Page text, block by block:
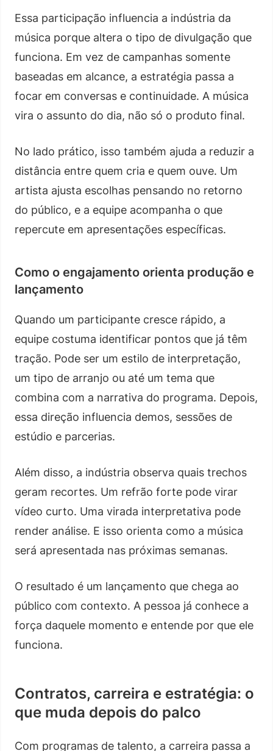
Essa participação influencia a indústria da
música porque altera o tipo de divulgação que
funciona. Em vez de campanhas somente
baseadas em alcance, a estratégia passa a
focar em conversas e continuidade. A música
vira o assunto do dia, não só o produto final.
No lado prático, isso também ajuda a reduzir a
distância entre quem cria e quem ouve. Um
artista ajusta escolhas pensando no retorno
do público, e a equipe acompanha o que
repercute em apresentações específicas.
Como o engajamento orienta produção e
lançamento
Quando um participante cresce rápido, a
equipe costuma identificar pontos que já têm
tração. Pode ser um estilo de interpretação,
um tipo de arranjo ou até um tema que
combina com a narrativa do programa. Depois,
essa direção influencia demos, sessões de
estúdio e parcerias.
Além disso, a indústria observa quais trechos
geram recortes. Um refrão forte pode virar
vídeo curto. Uma virada interpretativa pode
render análise. E isso orienta como a música
será apresentada nas próximas semanas.
O resultado é um lançamento que chega ao
público com contexto. A pessoa já conhece a
força daquele momento e entende por que ele
funciona.
Contratos, carreira e estratégia: o
que muda depois do palco
Com programas de talento, a carreira passa a